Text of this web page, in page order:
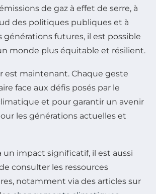
de gaz à effet de serre, à
des politiques publiques et à
générations futures, il est possible
monde plus équitable et résilient.
est maintenant. Chaque geste
face aux défis posés par le
et pour garantir un avenir
les générations actuelles et
un impact significatif, il est aussi
consulter les ressources
notamment via des articles sur